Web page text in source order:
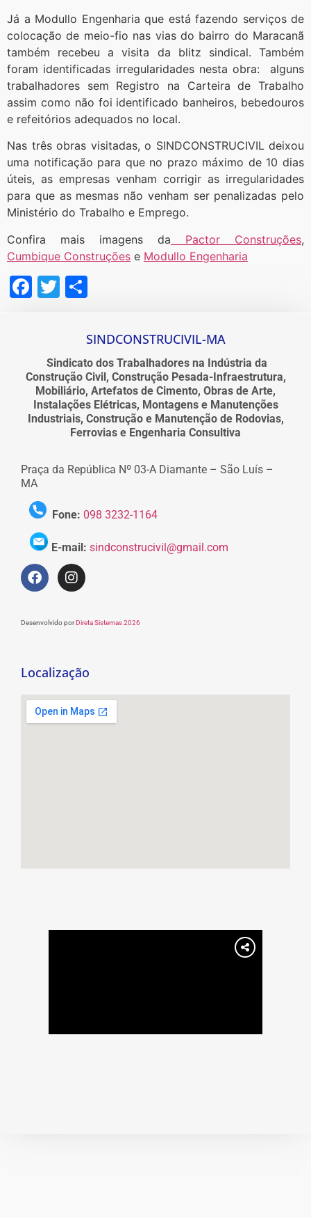
Já a Modullo Engenharia que está fazendo serviços de
colocação de meio-fio nas vias do bairro do Maracanã
também recebeu a visita da blitz sindical. Também
foram identificadas irregularidades nesta obra: alguns
trabalhadores sem Registro na Carteira de Trabalho
assim como não foi identificado banheiros, bebedouros
e refeitórios adequados no local.
Nas três obras visitadas, o SINDCONSTRUCIVIL deixou
uma notificação para que no prazo máximo de 10 dias
úteis, as empresas venham corrigir as irregularidades
para que as mesmas não venham ser penalizadas pelo
Ministério do Trabalho e Emprego.
Confira mais imagens da Pactor Construções,
Cumbique Construções e Modullo Engenharia
Facebook
Twitter
SINDCONSTRUCIVIL-MA
Sindicato dos Trabalhadores na Indústria da
Construção Civil, Construção Pesada-Infraestrutura,
Mobiliário, Artefatos de Cimento, Obras de Arte,
Instalações Elétricas, Montagens e Manutenções
Industriais, Construção e Manutenção de Rodovias,
Ferrovias e Engenharia Consultiva
Praça da República Nº 03-A Diamante – São Luís –
MA
Fone: 098 3232-1164
E-mail: sindconstrucivil@gmail.com
Desenvolvido porDireta Sistemas 2026
Localização